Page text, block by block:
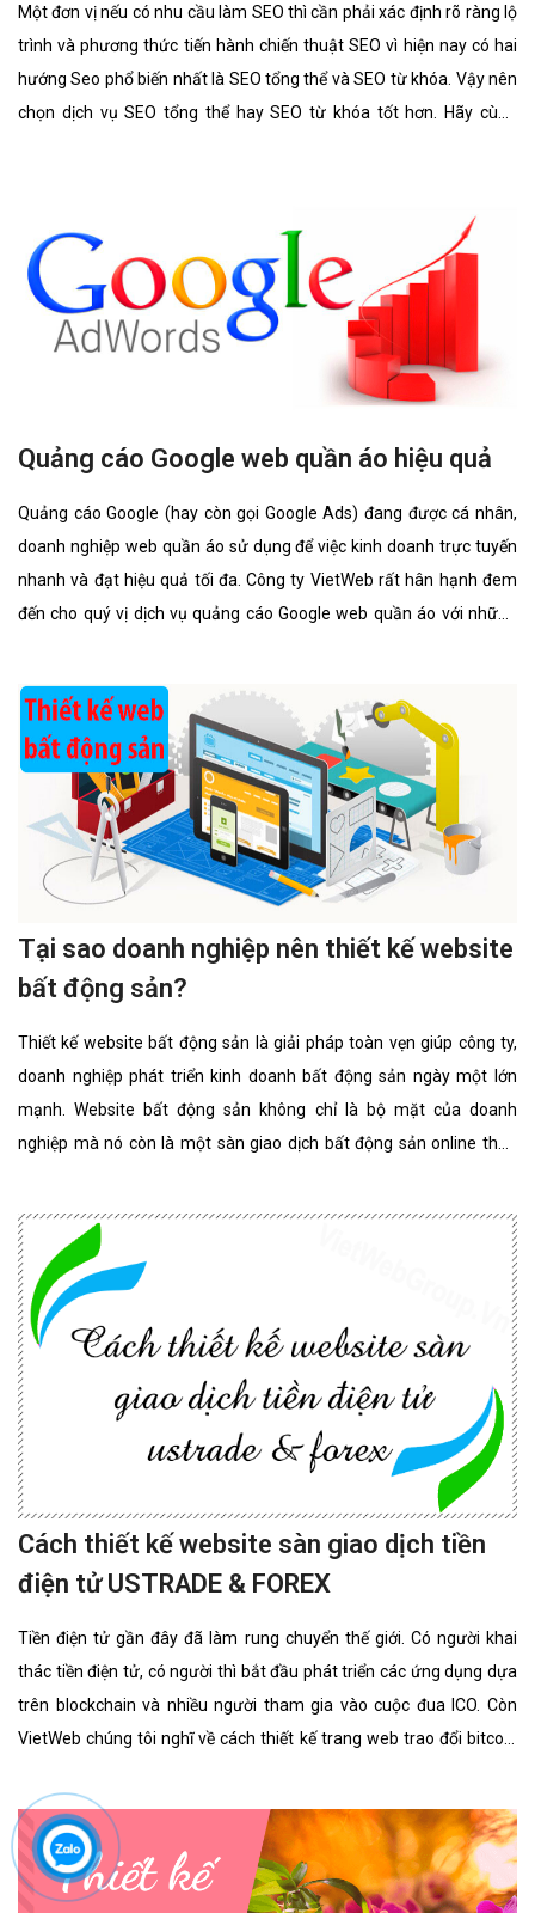
Một đơn vị nếu có nhu cầu làm SEO thì cần phải xác định rõ ràng lộ
trình và phương thức tiến hành chiến thuật SEO vì hiện nay có hai
hướng Seo phổ biến nhất là SEO tổng thể và SEO từ khóa. Vậy nên
chọn dịch vụ SEO tổng thể hay SEO từ khóa tốt hơn. Hãy cùng
Quảng cáo Google web quần áo hiệu quả
Quảng cáo Google (hay còn gọi Google Ads) đang được cá nhân,
doanh nghiệp web quần áo sử dụng để việc kinh doanh trực tuyến
nhanh và đạt hiệu quả tối đa. Công ty VietWeb rất hân hạnh đem
đến cho quý vị dịch vụ quảng cáo Google web quần áo với những
Tại sao doanh nghiệp nên thiết kế website
bất động sản?
Thiết kế website bất động sản là giải pháp toàn vẹn giúp công ty,
doanh nghiệp phát triển kinh doanh bất động sản ngày một lớn
mạnh. Website bất động sản không chỉ là bộ mặt của doanh
nghiệp mà nó còn là một sàn giao dịch bất động sản online thân
Cách thiết kế website sàn giao dịch tiền
điện tử USTRADE & FOREX
Tiền điện tử gần đây đã làm rung chuyển thế giới. Có người khai
thác tiền điện tử, có người thì bắt đầu phát triển các ứng dụng dựa
trên blockchain và nhiều người tham gia vào cuộc đua ICO. Còn
VietWeb chúng tôi nghĩ về cách thiết kế trang web trao đổi bitcoin